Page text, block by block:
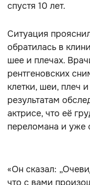
спустя 10 лет.
Ситуация
обратилась в
шее и плечах.
рентгеновских
клетки, шеи, плеч
результатам
актрисе, что её
переломана и уже
«Он сказал:
что с вами